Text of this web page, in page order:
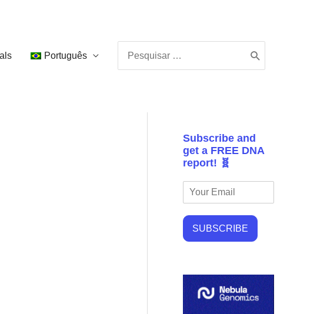
Português
Subscribe and
get a FREE DNA
report! 🧬
SUBSCRIBE